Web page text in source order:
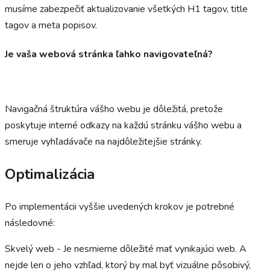
musíme zabezpečiť aktualizovanie všetkých H1 tagov, title
tagov a meta popisov.
Je vaša webová stránka ľahko navigovateľná?
Navigačná štruktúra vášho webu je dôležitá, pretože
poskytuje interné odkazy na každú stránku vášho webu a
smeruje vyhľadávače na najdôležitejšie stránky.
Optimalizácia
Po implementácii vyššie uvedených krokov je potrebné
následovné:
Skvelý web - Je nesmierne dôležité mať vynikajúci web. A
nejde len o jeho vzhľad, ktorý by mal byť vizuálne pôsobivý,